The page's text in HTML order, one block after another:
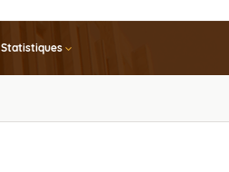
Statistiques